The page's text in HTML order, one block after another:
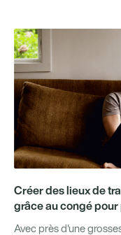
Créer des lieux de
grâce au congé
Avec près d'une